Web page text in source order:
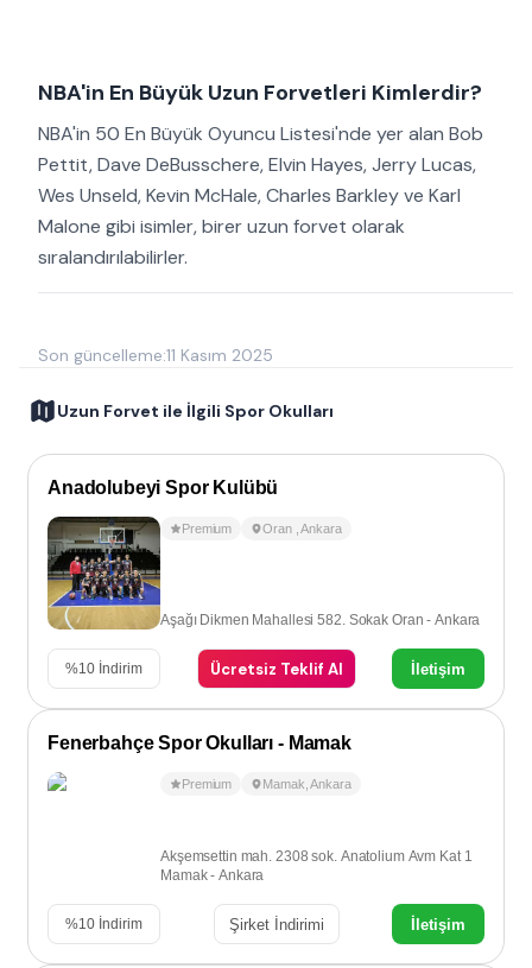
NBA'in En Büyük Uzun Forvetleri Kimlerdir?
NBA'in 50 En Büyük Oyuncu Listesi'nde yer alan Bob
Pettit, Dave DeBusschere, Elvin Hayes, Jerry Lucas,
Wes Unseld, Kevin McHale, Charles Barkley ve Karl
Malone gibi isimler, birer uzun forvet olarak
sıralandırılabilirler.
Son güncelleme:11 Kasım 2025
Uzun Forvet ile İlgili Spor Okulları
Anadolubeyi Spor Kulübü
Premium Oran ,Ankara
Aşağı Dikmen Mahallesi 582. Sokak Oran - Ankara
%10 İndirim Ücretsiz Teklif Al İletişim
Fenerbahçe Spor Okulları - Mamak
Premium Mamak ,Ankara
Akşemsettin mah. 2308 sok. Anatolium Avm Kat 1
Mamak - Ankara
%10 İndirim Şirket İndirimi İletişim